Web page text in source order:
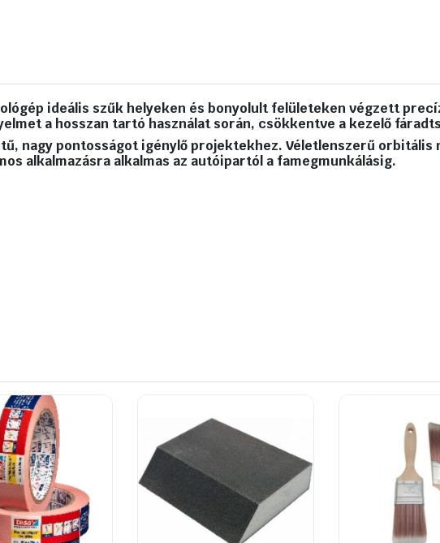
up
CSISZOLÓGÉP
mennyiség
ideális szűk helyeken és bonyolult felületeken végzett
a hosszan tartó használat során, csökkentve a kezelő
nagy pontosságot igénylő projektekhez. Véletlenszerű
alkalmazásra alkalmas az autóipartól a famegmunkálásig.